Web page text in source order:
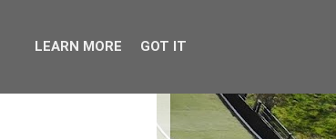
LEARN MORE GOT IT